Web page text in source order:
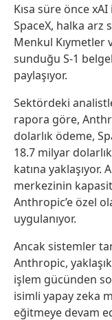
Kısa süre önce
SpaceX, halka arz
Menkul Kıymetler
sunduğu S-1
paylaşıyor.
Sektördeki
rapora göre,
dolarlık ödeme,
18.7 milyar
katına yaklaşıyor.
merkezinin
Anthropic’e özel
uygulanıyor.
Ancak sistemler
Anthropic,
işlem gücünden
isimli yapay zeka
eğitmeye devam